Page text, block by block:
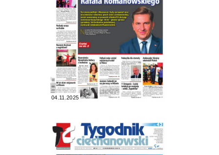
04.11.2025